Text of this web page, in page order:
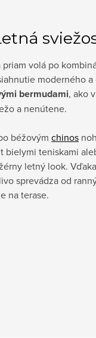
volá po
moderného
bermudami, ako
a nenútene.
béžovým chinos
bielymi teniskami
letný look.
sprevádza od
na terase.